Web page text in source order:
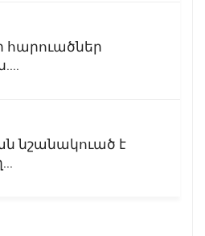
հարուածներ
նշանակուած է